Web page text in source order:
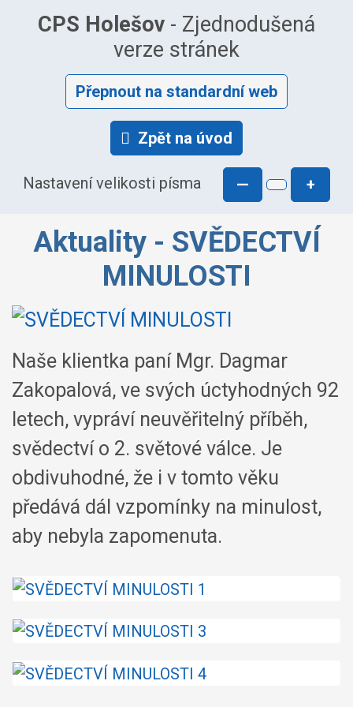
CPS Holešov - Zjednodušená
verze stránek
Přepnout na standardní web
Zpět na úvod
Nastavení velikosti písma — +
Aktuality - SVĚDECTVÍ
MINULOSTI
Naše klientka paní Mgr. Dagmar
Zakopalová, ve svých úctyhodných 92
letech, vypráví neuvěřitelný příběh,
svědectví o 2. světové válce. Je
obdivuhodné, že i v tomto věku
předává dál vzpomínky na minulost,
aby nebyla zapomenuta.